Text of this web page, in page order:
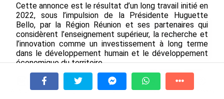
INTERVIEW. À Wallis-et-Futuna, un
tourisme authentique et durable en
plein essor...
le 04/08/2026
Prix à la consommation en juin 2026 :
progression en Guadeloupe, recul en
À la une Tv Radio A Propos
Cette annonce est le résultat d’un long travail initié en
2022, sous l’impulsion de la Présidente Huguette
Bello, par la Région Réunion et ses partenaires qui
considèrent l’enseignement supérieur, la recherche et
l’innovation comme un investissement à long terme
dans le développement humain et le développement
économique du territoire.
Des formations d'excellence associées à des espaces
de haute qualité technologique et environnementale